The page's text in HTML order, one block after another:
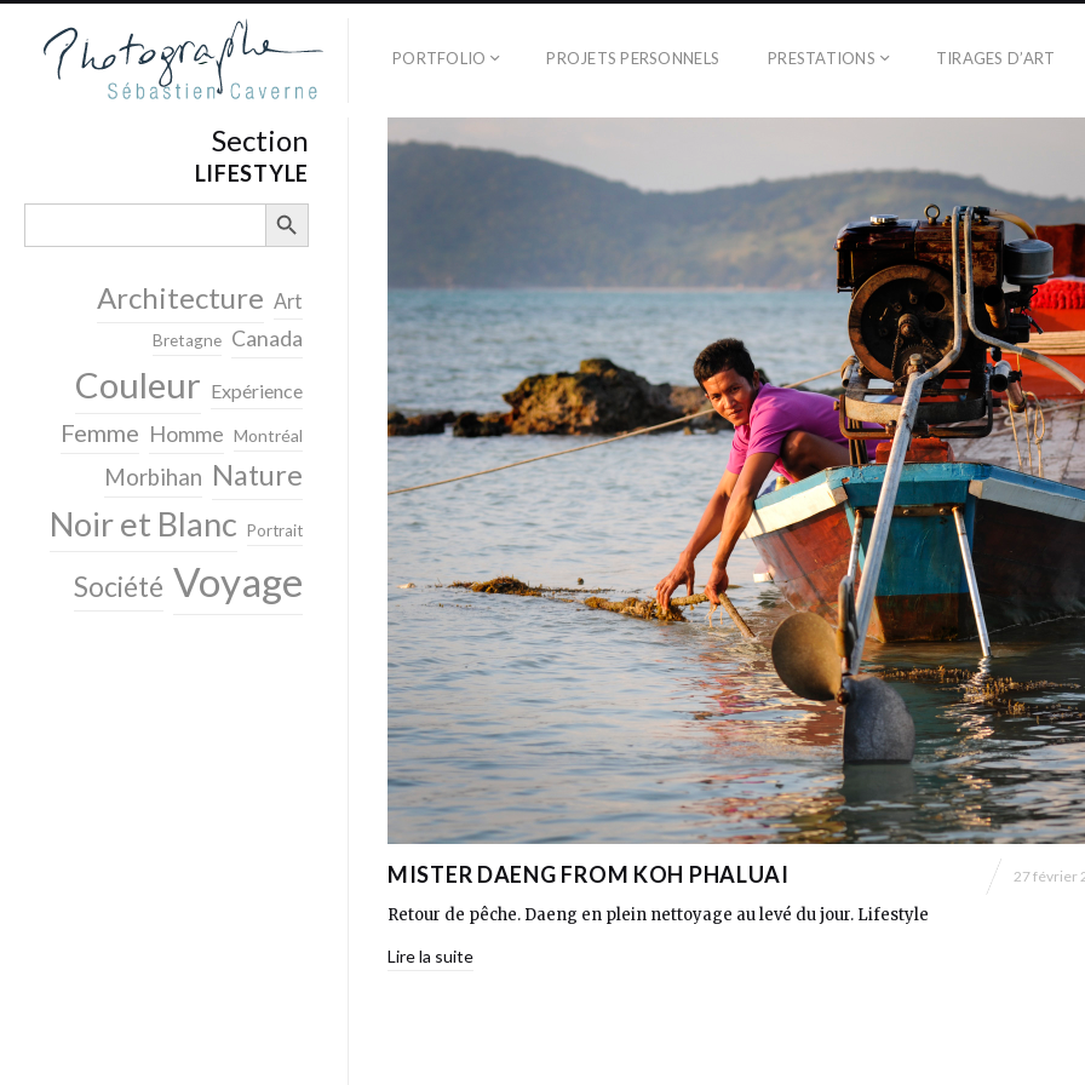
PORTFOLIO PROJETS PERSONNELS PRESTATIONS TIRAGES D’ART
MISTER DAENG FROM KOH PHALUAI 27 février
Retour de pêche. Daeng en plein nettoyage au levé du jour. Lifestyle
Lire la suite
Section
LIFESTYLE
Search
SEARCH BUTTON
Architecture Art
Bretagne Canada
Couleur Expérience
Femme Homme Montréal
Morbihan Nature
Noir et Blanc Portrait
Société Voyage